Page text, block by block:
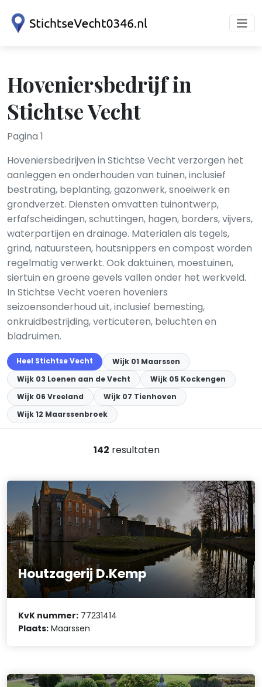
Hoveniersbedrijf in
Stichtse Vecht
Pagina 1
Hoveniersbedrijven in Stichtse Vecht verzorgen het
aanleggen en onderhouden van tuinen, inclusief
bestrating, beplanting, gazonwerk, snoeiwerk en
grondverzet. Diensten omvatten tuinontwerp,
erfafscheidingen, schuttingen, hagen, borders, vijvers,
waterpartijen en drainage. Materialen als tegels,
grind, natuursteen, houtsnippers en compost worden
regelmatig verwerkt. Ook daktuinen, moestuinen,
siertuin en groene gevels vallen onder het werkveld.
In Stichtse Vecht voeren hoveniers
seizoensonderhoud uit, inclusief bemesting,
onkruidbestrijding, verticuteren, beluchten en
bladruimen.
Heel Stichtse Vecht
Wijk 01 Maarssen
Wijk 03 Loenen aan de Vecht
Wijk 05 Kockengen
Wijk 06 Vreeland
Wijk 07 Tienhoven
Wijk 12 Maarssenbroek
142 resultaten
Houtzagerij D.Kemp
KvK nummer: 77231414
Plaats: Maarssen